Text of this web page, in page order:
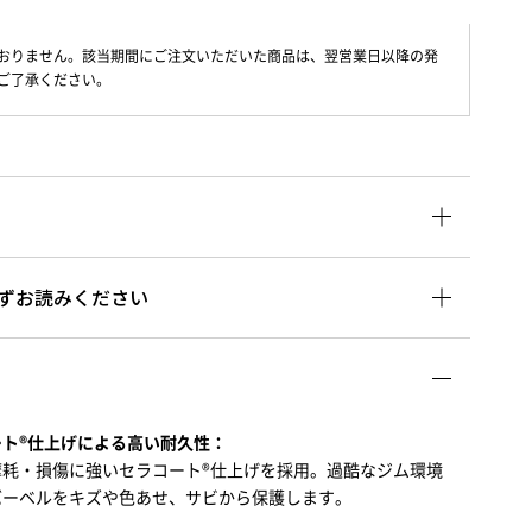
りません。該当期間にご注文いただいた商品は、翌営業日以降の発
了承ください。
読みください
®仕上げによる高い耐久性：​
・損傷に強いセラコート®仕上げを採用。​過酷なジム環境
ベルをキズや色あせ、サビから保護します。​